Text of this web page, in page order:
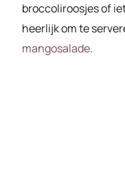
broccoliroosjes of
heerlijk om te
mangosalade.